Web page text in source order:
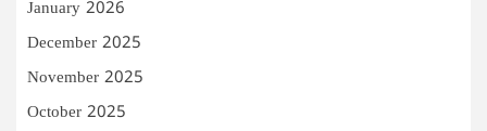
January 2026
December 2025
November 2025
October 2025